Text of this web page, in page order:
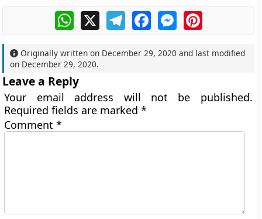
WhatsApp
X TelegramFacebookMessengerPinterest
Originally written on December 29, 2020 and last modified
on December 29, 2020.
Leave a Reply
Your email address will not be published.
Required fields are marked*
Comment*